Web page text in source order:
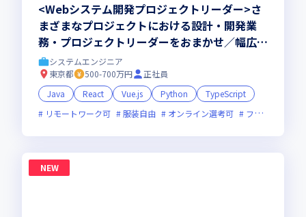
<Webシステム開発プロジェクトリーダー>さ
まざまなプロジェクトにおける設計・開発業
務・プロジェクトリーダーをおまかせ／幅広い
業種や技術分野の開発案件多数
システムエンジニア
東京都
500-700万円
正社員
Java
React Vue.js Python
TypeScript
リモートワーク可
服装自由 オンライン選考可 フレックス制度あり
NEW